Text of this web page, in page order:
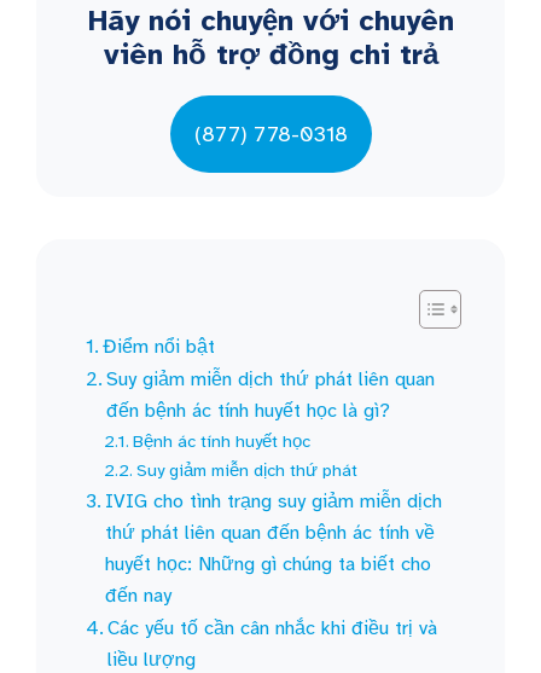
Hãy nói chuyện với chuyên
viên hỗ trợ đồng chi trả
(877) 778-0318
Điểm nổi bật
Suy giảm miễn dịch thứ phát liên quan
đến bệnh ác tính huyết học là gì?
Bệnh ác tính huyết học
Suy giảm miễn dịch thứ phát
IVIG cho tình trạng suy giảm miễn dịch
thứ phát liên quan đến bệnh ác tính về
huyết học: Những gì chúng ta biết cho
đến nay
Các yếu tố cần cân nhắc khi điều trị và
liều lượng